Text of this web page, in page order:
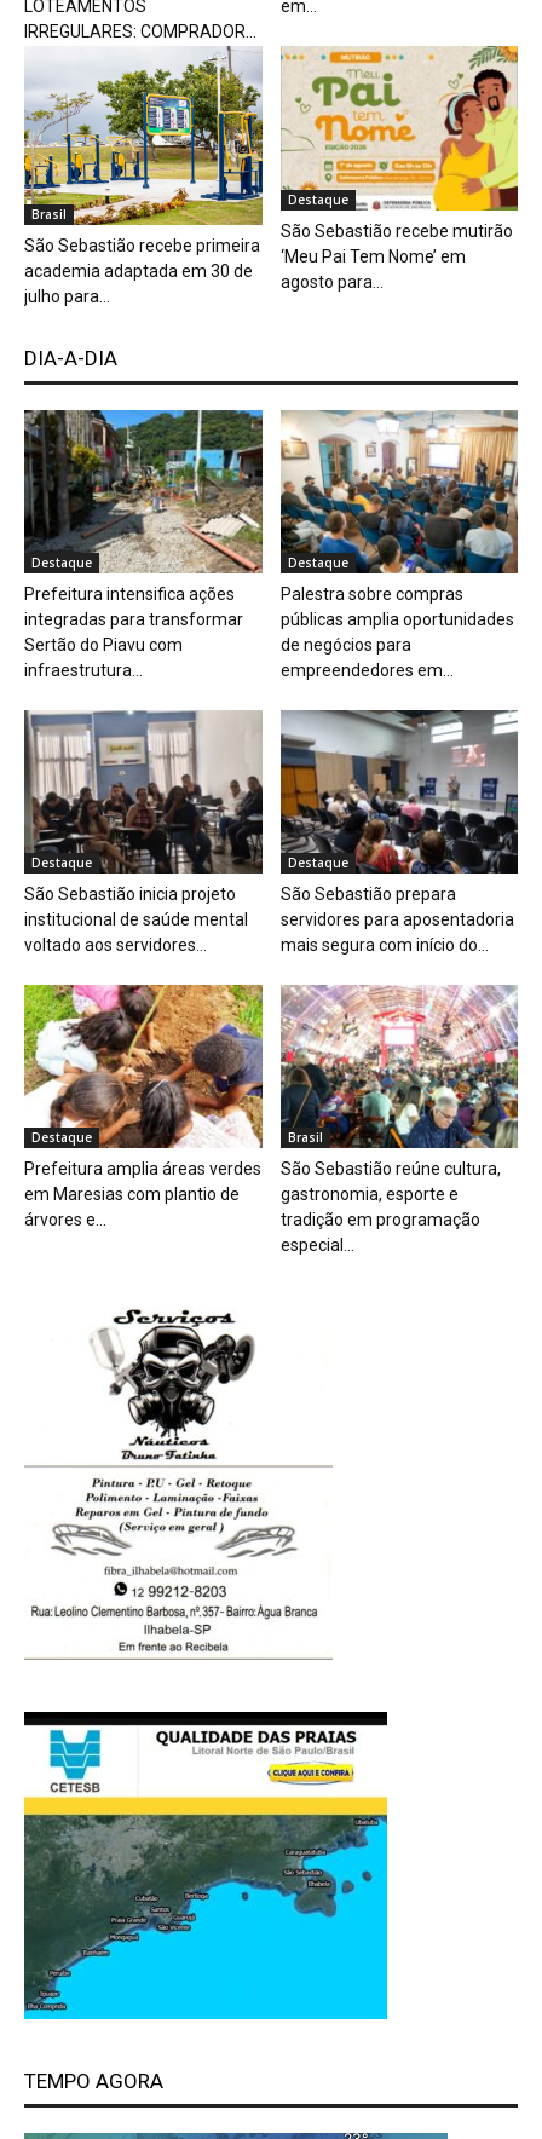
LOTEAMENTOS
IRREGULARES: COMPRADOR...
em...
Brasil
São Sebastião recebe primeira
academia adaptada em 30 de
julho para...
Destaque
São Sebastião recebe mutirão
‘Meu Pai Tem Nome’ em
agosto para...
DIA-A-DIA
Destaque
Prefeitura intensifica ações
integradas para transformar
Sertão do Piavu com
infraestrutura...
Destaque
Palestra sobre compras
públicas amplia oportunidades
de negócios para
empreendedores em...
Destaque
São Sebastião inicia projeto
institucional de saúde mental
voltado aos servidores...
Destaque
São Sebastião prepara
servidores para aposentadoria
mais segura com início do...
Destaque
Prefeitura amplia áreas verdes
em Maresias com plantio de
árvores e...
Brasil
São Sebastião reúne cultura,
gastronomia, esporte e
tradição em programação
especial...
TEMPO AGORA